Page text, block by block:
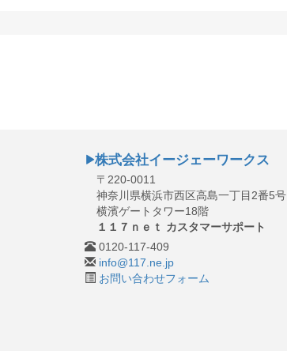
株式会社イージェーワークス
〒220-0011
神奈川県横浜市西区高島一丁目2番5号
横濱ゲートタワー18階
１１７ｎｅｔ カスタマーサポート
0120-117-409
info@117.ne.jp
お問い合わせフォーム